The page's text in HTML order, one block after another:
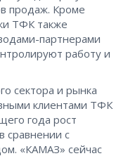
продаж. Кроме
ТФК также
партнерами
работу и
сектора и рынка
клиентами ТФК
года рост
сравнении с
«КАМАЗ» сейчас